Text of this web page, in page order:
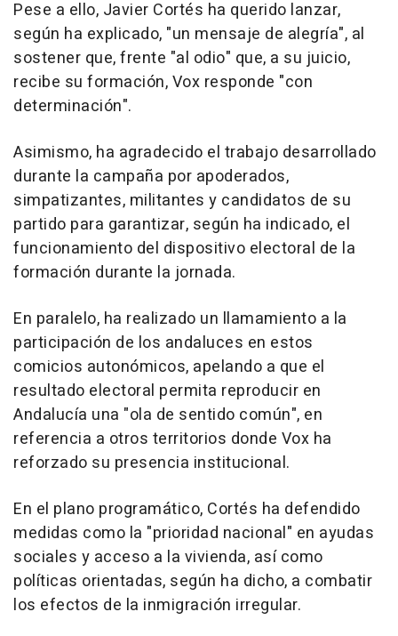
Pese a ello, Javier Cortés ha querido lanzar,
según ha explicado, "un mensaje de alegría", al
sostener que, frente "al odio" que, a su juicio,
recibe su formación, Vox responde "con
determinación".
Asimismo, ha agradecido el trabajo desarrollado
durante la campaña por apoderados,
simpatizantes, militantes y candidatos de su
partido para garantizar, según ha indicado, el
funcionamiento del dispositivo electoral de la
formación durante la jornada.
En paralelo, ha realizado un llamamiento a la
participación de los andaluces en estos
comicios autonómicos, apelando a que el
resultado electoral permita reproducir en
Andalucía una "ola de sentido común", en
referencia a otros territorios donde Vox ha
reforzado su presencia institucional.
En el plano programático, Cortés ha defendido
medidas como la "prioridad nacional" en ayudas
sociales y acceso a la vivienda, así como
políticas orientadas, según ha dicho, a combatir
los efectos de la inmigración irregular.